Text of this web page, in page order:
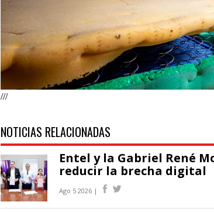
///
NOTICIAS RELACIONADAS
Entel y la Gabriel René
reducir la brecha digital
Ago 5 2026 |